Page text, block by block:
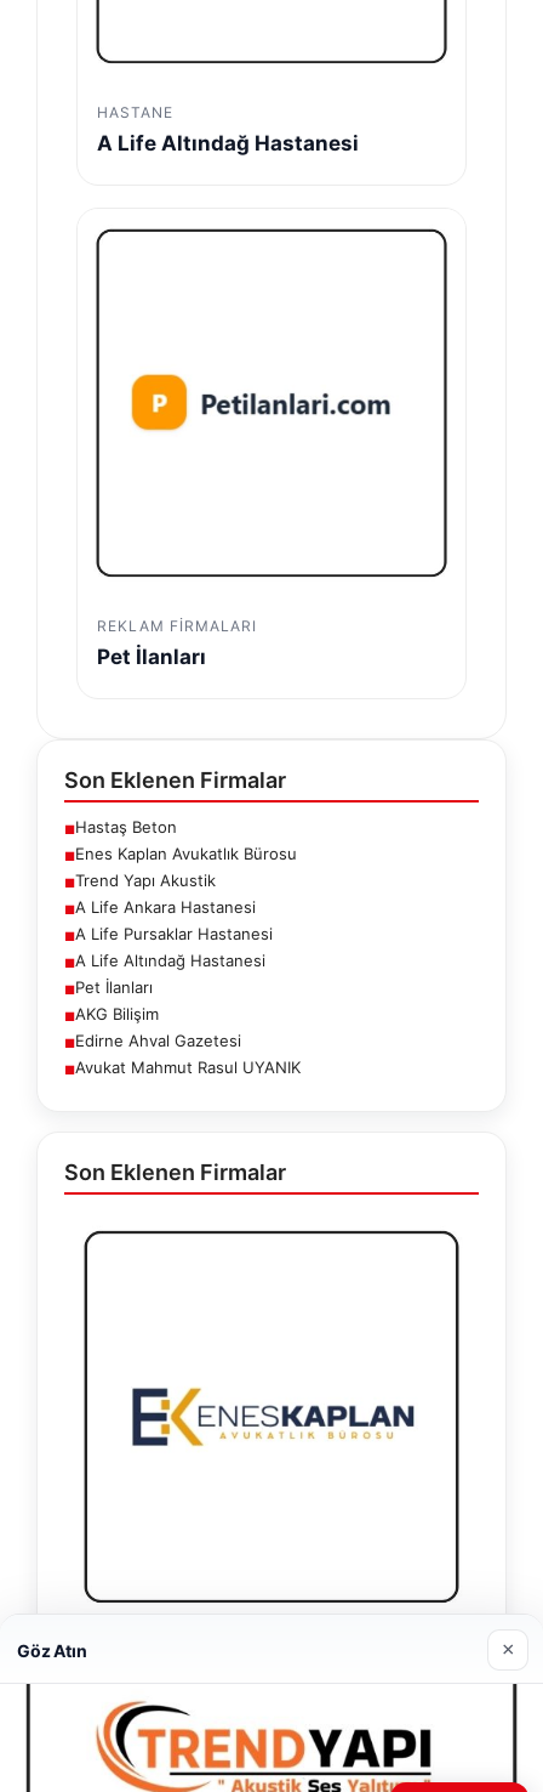
HASTANE
A Life Altındağ Hastanesi
REKLAM FIRMALARI
Pet İlanları
Son Eklenen Firmalar
■Hastaş Beton
■Enes Kaplan Avukatlık Bürosu
■Trend Yapı Akustik
■A Life Ankara Hastanesi
■A Life Pursaklar Hastanesi
■A Life Altındağ Hastanesi
■Pet İlanları
■AKG Bilişim
■Edirne Ahval Gazetesi
■Avukat Mahmut Rasul UYANIK
Son Eklenen Firmalar
Enes Kaplan Avukatlık Bürosu
28/04/2026
Göz Atın ×